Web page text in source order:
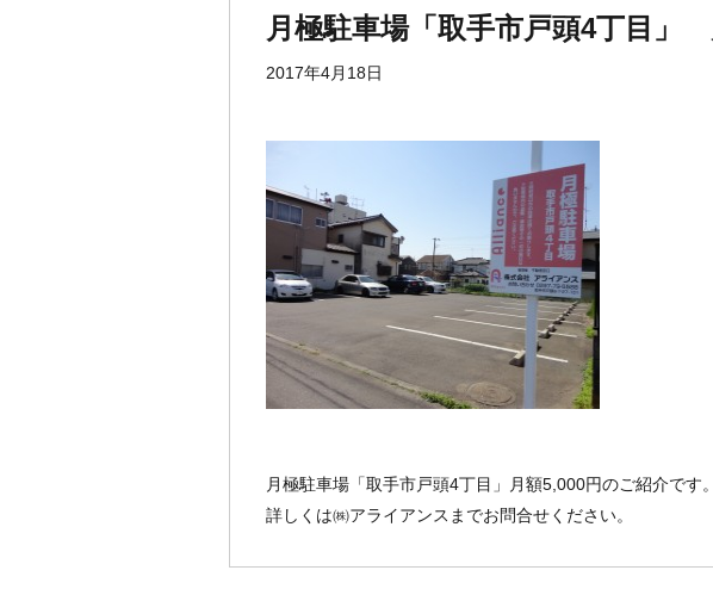
月極駐車場「取手市戸頭4丁目」
2017年4月18日
月極駐車場「取手市戸頭4丁目」月額5,000円のご紹介です。
詳しくは㈱アライアンスまでお問合せください。